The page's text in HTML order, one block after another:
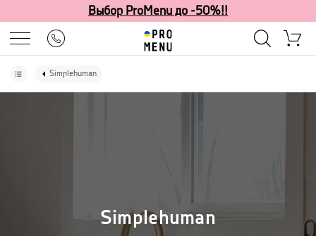
Выбор ProMenu до -50%!!
Simplehuman
Simplehuman